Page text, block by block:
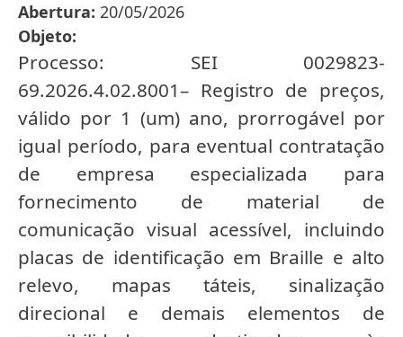
Abertura 20/05/2026
Objeto
Processo: SEI 0029823-
69.2026.4.02.8001– Registro de preços,
válido por 1 (um) ano, prorrogável por
igual período, para eventual contratação
de empresa especializada para
fornecimento de material de
comunicação visual acessível, incluindo
placas de identificação em Braille e alto
relevo, mapas táteis, sinalização
direcional e demais elementos de